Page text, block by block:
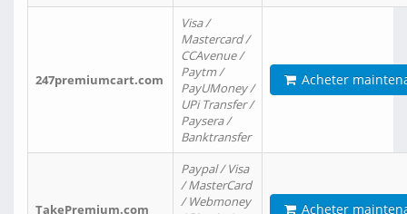
247premiumcart.com
Visa /
Mastercard /
CCAvenue /
Paytm /
PayUMoney /
UPi Transfer /
Paysera /
Banktransfer
Acheter
TakePremium.com
Paypal / Visa
/ MasterCard
/ Webmoney
Acheter